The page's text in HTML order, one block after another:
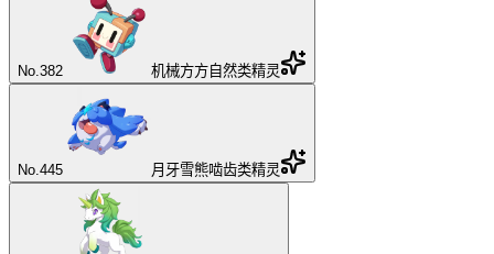
No. 382 机械方方自然类精灵
No. 445 月牙雪熊啮齿类精灵